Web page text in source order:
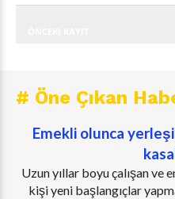
# Öne Çıkan
Emekli olunca
Uzun yıllar boyu çalışan ve
kişi yeni başlangıçlar